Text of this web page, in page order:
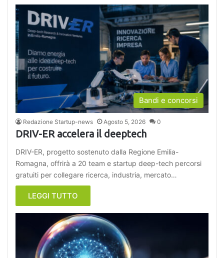
Bandi e concorsi
Redazione Startup-news Agosto 5, 2026 0
DRIV-ER accelera il deeptech
DRIV-ER, progetto sostenuto dalla Regione Emilia-
Romagna, offrirà a 20 team e startup deep-tech percorsi
gratuiti per collegare ricerca, industria, mercato…
LEGGI TUTTO